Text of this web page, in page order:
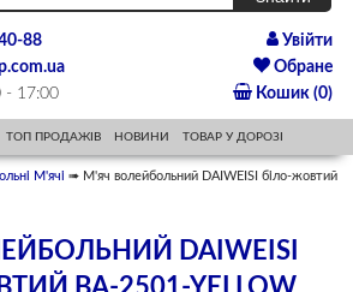
88
- 17:00
Увійти
Обране
Кошик (0)
ТОП ПРОДАЖІВ НОВИНИ ТОВАР У ДОРОЗІ
М'ячі ➠ М'яч волейбольний DAIWEISI біло-жовтий
DAIWEISI